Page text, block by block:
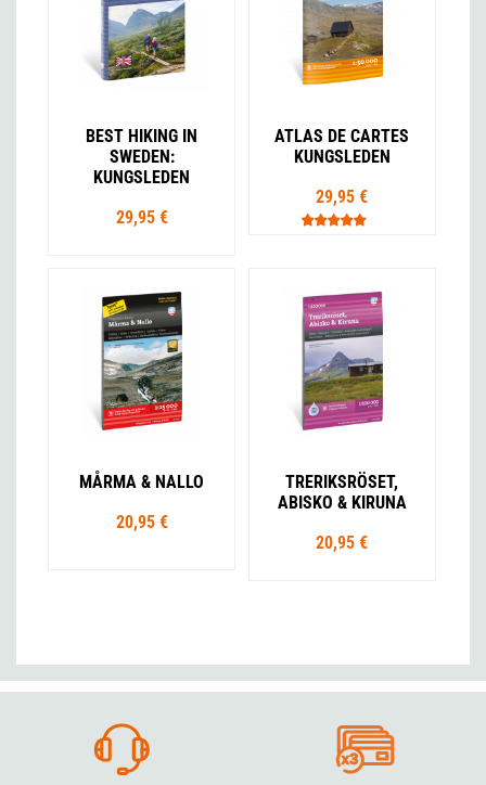
BEST HIKING IN
SWEDEN:
KUNGSLEDEN
29,95 €
ATLAS DE CARTES
KUNGSLEDEN
29,95 €
MÅRMA & NALLO
20,95 €
TRERIKSRÖSET,
ABISKO & KIRUNA
20,95 €